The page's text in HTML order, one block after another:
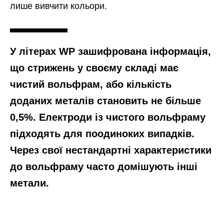
лише вивчити кольори.
У літерах WP зашифрована інформація,
що стрижень у своєму складі має
чистий вольфрам, або кількість
доданих металів становить не більше
0,5%. Електроди із чистого вольфраму
підходять для поодиноких випадків.
Через свої нестандартні характеристики
до вольфраму часто домішують інші
метали.